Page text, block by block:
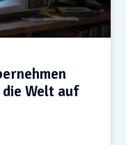
die Welt auf